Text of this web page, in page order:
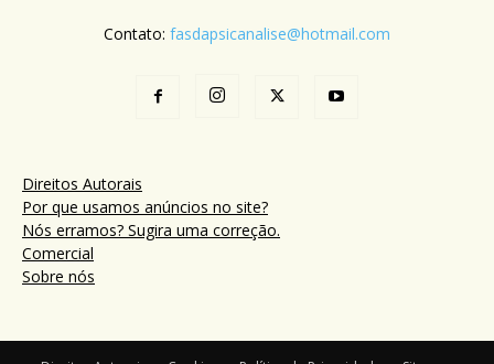
Contato: fasdapsicanalise@hotmail.com
Direitos Autorais
Por que usamos anúncios no site?
Nós erramos? Sugira uma correção.
Comercial
Sobre nós